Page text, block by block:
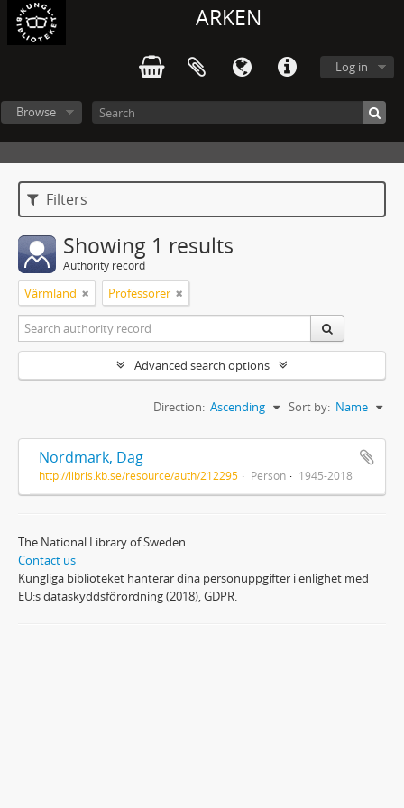
ARKEN
Log in
Browse
Filters
Showing 1 results
Authority record
Värmland Professorer
Advanced search options
Sort by: Name
Direction: Ascending
Nordmark, Dag
http://libris.kb.se/resource/auth/212295 Person 1945-2018
The National Library of Sweden
Contact us
Kungliga biblioteket hanterar dina personuppgifter i enlighet med
EU:s dataskyddsförordning (2018), GDPR.